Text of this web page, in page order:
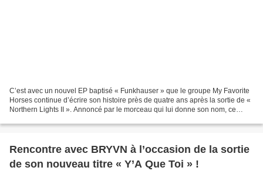
C’est avec un nouvel EP baptisé « Funkhauser » que le groupe My Favorite
Horses continue d’écrire son histoire près de quatre ans après la sortie de «
Northern Lights II ». Annoncé par le morceau qui lui donne son nom, ce
Rencontre avec BRYVN à l’occasion de la sortie
de son nouveau titre « Y’A Que Toi » !